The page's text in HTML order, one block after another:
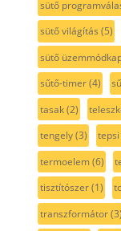
sütő
sütő világítás (5)
sütő
sűtő-timer(4)
tasak(2)
tengely(3) tepsi
termoelem(6)
tisztítószer(1)
transzformátor(3)